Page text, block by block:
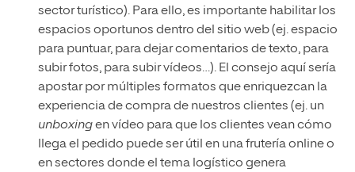
sector turístico). Para ello, es importante habilitar los
espacios oportunos dentro del sitio web (ej. espacio
para puntuar, para dejar comentarios de texto, para
subir fotos, para subir vídeos…). El consejo aquí sería
apostar por múltiples formatos que enriquezcan la
experiencia de compra de nuestros clientes (ej. un
unboxingen vídeo para que los clientes vean cómo
llega el pedido puede ser útil en una frutería online o
en sectores donde el tema logístico genera